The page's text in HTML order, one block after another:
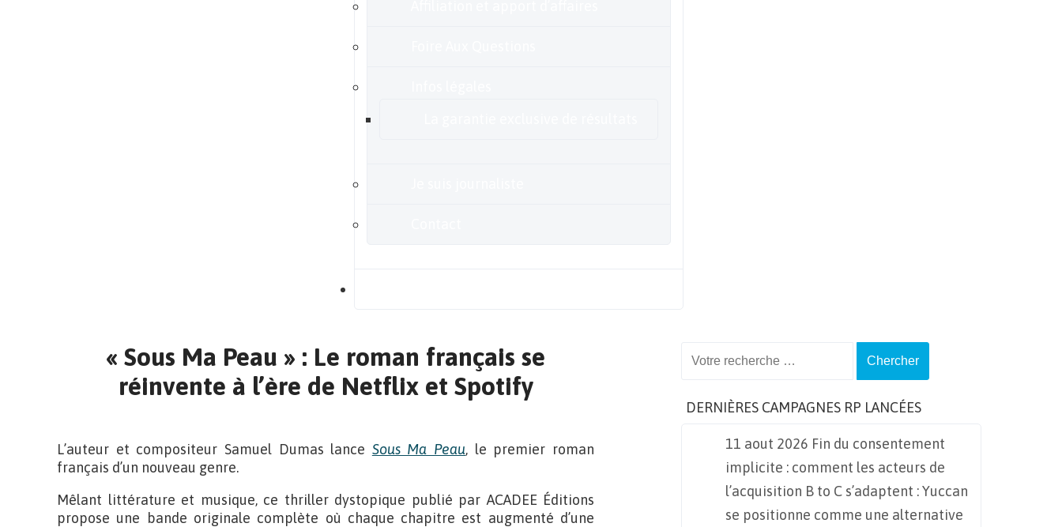
« Sous Ma Peau » : Le roman français se
réinvente à l’ère de Netflix et Spotify
L’auteur et compositeur Samuel Dumas lance Sous Ma Peau, le premier roman
français d’un nouveau genre.
Mêlant littérature et musique, ce thriller dystopique publié par ACADEE Éditions
propose une bande originale complète où chaque chapitre est augmenté d’une
DERNIÈRES CAMPAGNES RP LANCÉES
11 aout 2026 Fin du consentement
implicite : comment les acteurs de
l’acquisition B to C s’adaptent : Yuccan
se positionne comme une alternative